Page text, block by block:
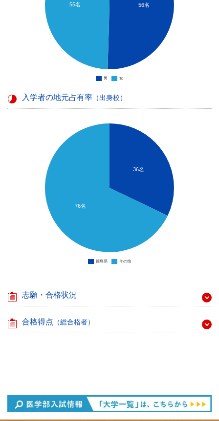
男 女
56名
55名
入学者の地元占有率 （出身校）
徳島県 その他
36名
76名
志願・合格状況
合格得点 （総合格者）